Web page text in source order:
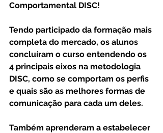
Comportamental DISC!
Tendo participado da formação mais
completa do mercado, os alunos
concluíram o curso entendendo os
4 principais eixos na metodologia
DISC, como se comportam os perfis
e quais são as melhores formas de
comunicação para cada um deles.
Também aprenderam a estabelecer